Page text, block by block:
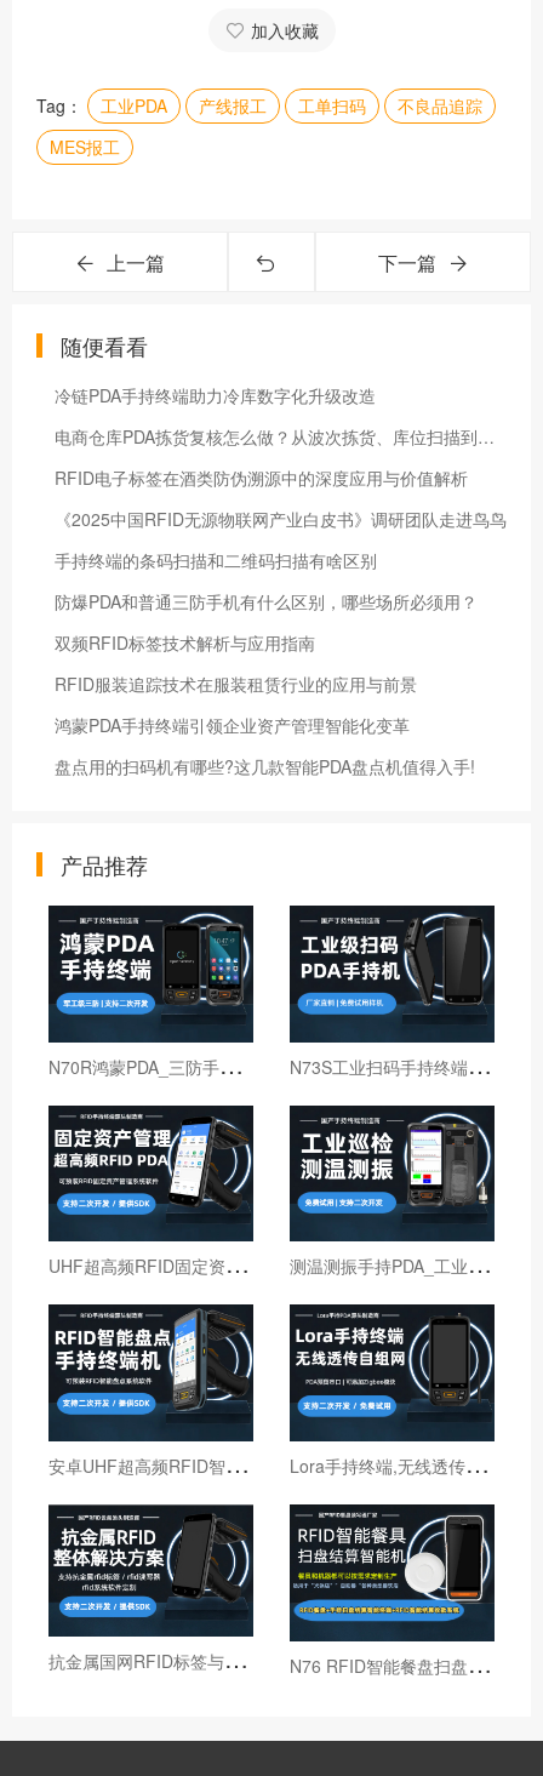
加入收藏
Tag： 工业PDA 产线报工 工单扫码
不良品追踪
MES报工
上一篇 下一篇
随便看看
冷链PDA手持终端助力冷库数字化升级改造
电商仓库PDA拣货复核怎么做？从波次拣货、库位扫描到打包复核的流程配置
RFID电子标签在酒类防伪溯源中的深度应用与价值解析
《2025中国RFID无源物联网产业白皮书》调研团队走进鸟鸟
手持终端的条码扫描和二维码扫描有啥区别
防爆PDA和普通三防手机有什么区别，哪些场所必须用？
双频RFID标签技术解析与应用指南
RFID服装追踪技术在服装租赁行业的应用与前景
鸿蒙PDA手持终端引领企业资产管理智能化变革
盘点用的扫码机有哪些?这几款智能PDA盘点机值得入手!
产品推荐
N
70R鸿蒙PDA_三防手持PDA终端_国产鸿蒙手持终端 N
73S工业扫码手持终端｜6寸仓库出入库PDA扫码枪
U
HF超高频RFID固定资产管理手持终端机 测
温测振手持PDA_工业巡检手持终端机_红外线测温PDA
安
卓UHF超高频RFID智能盘点手持终端设备 L
ora手持终端,无线透传自组网pda,高性能Lora智能巡检机
抗
金属国网RFID标签与国网RFID读写器厂家 N
76 RFID智能餐盘扫盘机 火锅店RFID智能结算机